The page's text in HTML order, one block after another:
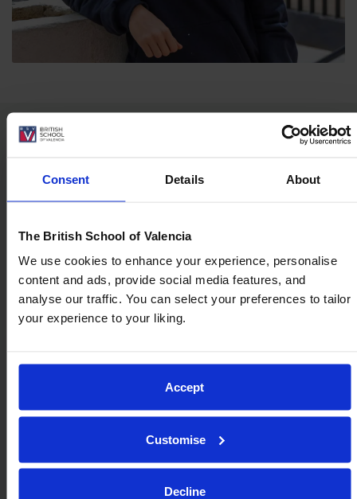
Consent Details About
The British School of Valencia
We use cookies to enhance your experience, personalise
content and ads, provide social media features, and
analyse our traffic. You can select your preferences to tailor
your experience to your liking.
Accept
Customise
Decline
Próximos pasos: